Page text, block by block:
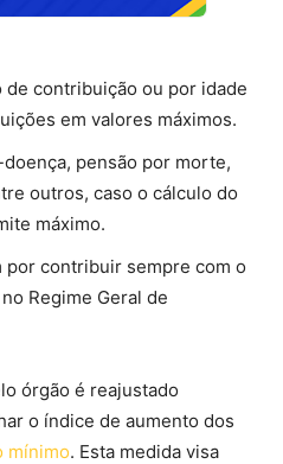
contribuição ou por idade
em valores máximos.
pensão por morte,
outros, caso o cálculo do
máximo.
por contribuir sempre com o
Regime Geral de
órgão é reajustado
o índice de aumento dos
mínimo. Esta medida visa